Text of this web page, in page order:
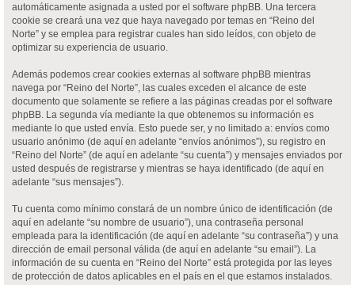
automáticamente asignada a usted por el software phpBB. Una tercera
cookie se creará una vez que haya navegado por temas en “Reino del
Norte” y se emplea para registrar cuales han sido leídos, con objeto de
optimizar su experiencia de usuario.
Además podemos crear cookies externas al software phpBB mientras
navega por “Reino del Norte”, las cuales exceden el alcance de este
documento que solamente se refiere a las páginas creadas por el software
phpBB. La segunda vía mediante la que obtenemos su información es
mediante lo que usted envía. Esto puede ser, y no limitado a: envíos como
usuario anónimo (de aquí en adelante “envíos anónimos”), su registro en
“Reino del Norte” (de aquí en adelante “su cuenta”) y mensajes enviados por
usted después de registrarse y mientras se haya identificado (de aquí en
adelante “sus mensajes”).
Tu cuenta como mínimo constará de un nombre único de identificación (de
aquí en adelante “su nombre de usuario”), una contraseña personal
empleada para la identificación (de aquí en adelante “su contraseña”) y una
dirección de email personal válida (de aquí en adelante “su email”). La
información de su cuenta en “Reino del Norte” está protegida por las leyes
de protección de datos aplicables en el país en el que estamos instalados.